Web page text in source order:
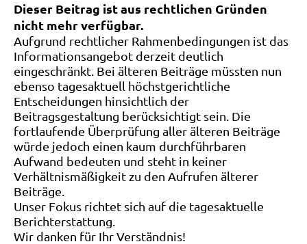
Dieser Beitrag ist aus rechtlichen Gründen
nicht mehr verfügbar.
Aufgrund rechtlicher Rahmenbedingungen ist das
Informationsangebot derzeit deutlich
eingeschränkt. Bei älteren Beiträge müssten nun
ebenso tagesaktuell höchstgerichtliche
Entscheidungen hinsichtlich der
Beitragsgestaltung berücksichtigt sein. Die
fortlaufende Überprüfung aller älteren Beiträge
würde jedoch einen kaum durchführbaren
Aufwand bedeuten und steht in keiner
Verhältnismäßigkeit zu den Aufrufen älterer
Beiträge.
Unser Fokus richtet sich auf die tagesaktuelle
Berichterstattung.
Wir danken für Ihr Verständnis!